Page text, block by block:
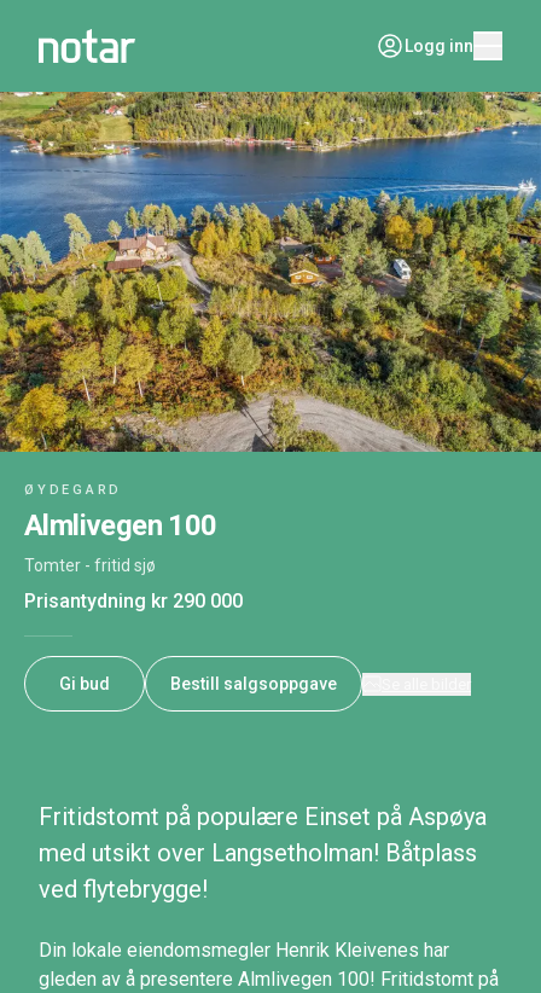
Logg inn
ØYDEGARD
Almlivegen 100
Tomter - fritid sjø
Prisantydning kr 290 000
Gi bud Bestill salgsoppgave
Fritidstomt på populære Einset på Aspøya
med utsikt over Langsetholman! Båtplass
ved flytebrygge!
Din lokale eiendomsmegler Henrik Kleivenes har
gleden av å presentere Almlivegen 100! Fritidstomt på